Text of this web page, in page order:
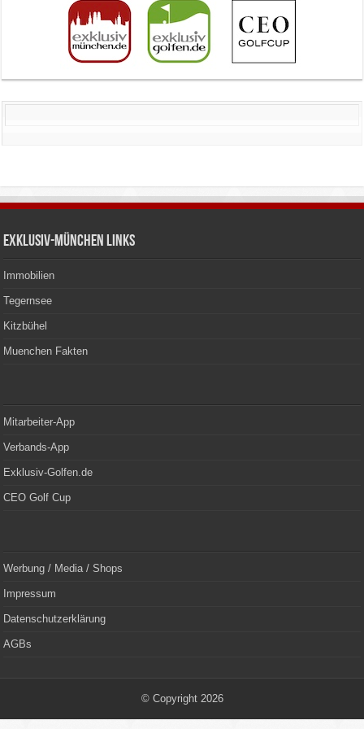
Exklusiv-München Links
Immobilien
Tegernsee
Kitzbühel
Muenchen Fakten
Mitarbeiter-App
Verbands-App
Exklusiv-Golfen.de
CEO Golf Cup
Werbung / Media / Shops
Impressum
Datenschutzerklärung
AGBs
© Copyright 2026